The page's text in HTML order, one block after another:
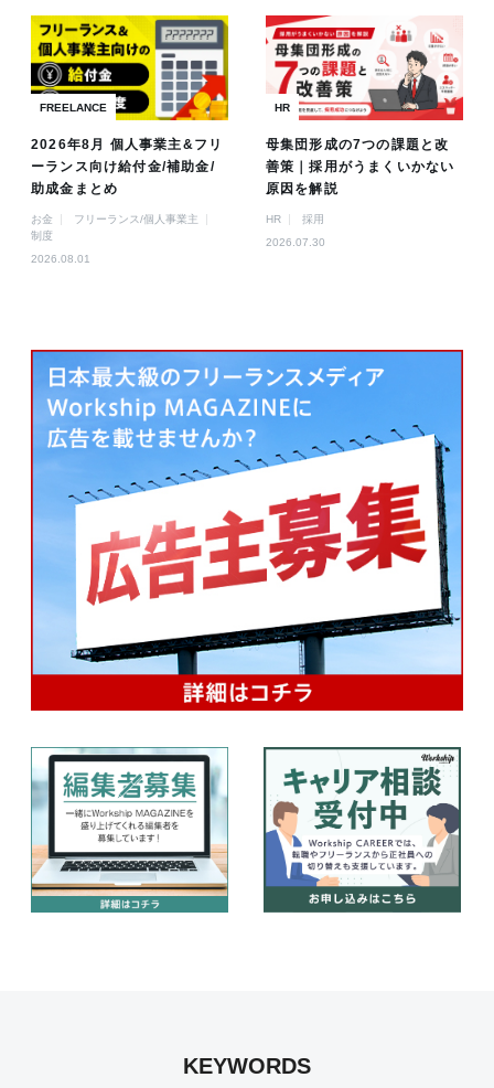
FREELANCE
2026年8月 個人事業主&フリ
ーランス向け給付金/補助金/
助成金まとめ
お金
フリーランス/個人事業主
制度
2026.08.01
HR
母集団形成の7つの課題と改
善策｜採用がうまくいかない
原因を解説
HR
採用
2026.07.30
KEYWORDS